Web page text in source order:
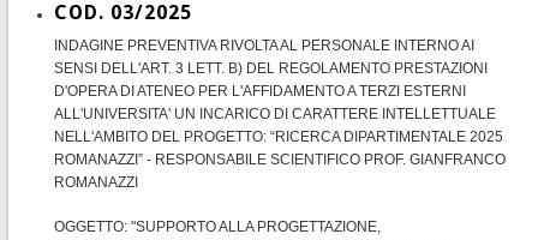
COD. 03/2025
INDAGINE PREVENTIVA RIVOLTA AL PERSONALE INTERNO AI
SENSI DELL'ART. 3 LETT. B) DEL REGOLAMENTO PRESTAZIONI
D'OPERA DI ATENEO PER L'AFFIDAMENTO A TERZI ESTERNI
ALL'UNIVERSITA' UN INCARICO DI CARATTERE INTELLETTUALE
NELL'AMBITO DEL PROGETTO: “RICERCA DIPARTIMENTALE 2025
ROMANAZZI” - RESPONSABILE SCIENTIFICO PROF. GIANFRANCO
ROMANAZZI
OGGETTO: "SUPPORTO ALLA PROGETTAZIONE,